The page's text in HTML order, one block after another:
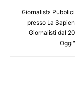
Giornalista
presso La
Giornalisti dal